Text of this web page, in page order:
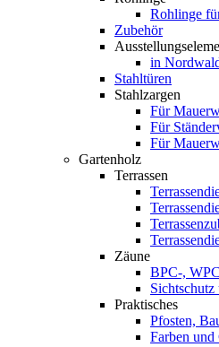
Rohlinge
Zubehör
in
Stahltüren
Stahlzargen
Für
Für
Für
Gartenholz
Terrassen
Zäune
BPC-,
Sichtschutz
Praktisches
Pfosten,
Farben und